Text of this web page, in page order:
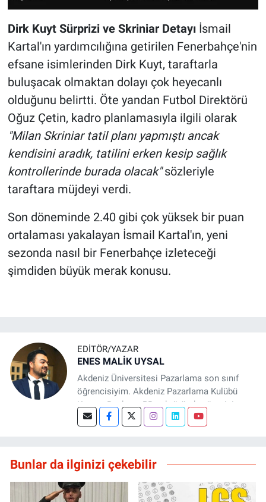
Dirk Kuyt Sürprizi ve Skriniar Detayıİsmail
Kartal'ın yardımcılığına getirilen Fenerbahçe'nin
efsane isimlerinden Dirk Kuyt, taraftarla
buluşacak olmaktan dolayı çok heyecanlı
olduğunu belirtti. Öte yandan Futbol Direktörü
Oğuz Çetin, kadro planlamasıyla ilgili olarak
"Milan Skriniar tatil planı yapmıştı ancak
kendisini aradık, tatilini erken kesip sağlık
kontrollerinde burada olacak"sözleriyle
taraftara müjdeyi verdi.
Son döneminde 2.40 gibi çok yüksek bir puan
ortalaması yakalayan İsmail Kartal'ın, yeni
sezonda nasıl bir Fenerbahçe izleteceği
şimdiden büyük merak konusu.
EDITÖR/YAZAR
ENES MALİK UYSAL
Akdeniz Üniversitesi Pazarlama son sınıf
öğrencisiyim. Akdeniz Pazarlama Kulübü
Kurucu Başkanı, PR sektöründe yönetici
asistanı ve Basın Antalya sitesinde editör
dürüst, stratejik ve veri odaklı içerikler
üretmeye odaklanıyorum. Marka iletişimi ve
dijital pazarlama alanında değer yaratmayı
hedefliyorum.
Bunlar da ilginizi çekebilir